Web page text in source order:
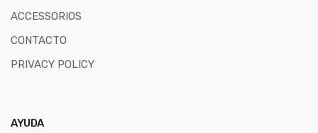
ACCESSORIOS
CONTACTO
PRIVACY POLICY
AYUDA